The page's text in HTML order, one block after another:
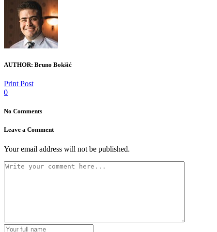
AUTHOR: Bruno Bokšić
Print Post
0
No Comments
Leave a Comment
Your email address will not be published.